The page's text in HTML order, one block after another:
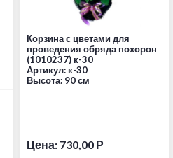
Корзина с цветами для
проведения обряда похорон
(1010237) к-30
Артикул: к-30
Высота: 90 см
Цена: 730,00 Р